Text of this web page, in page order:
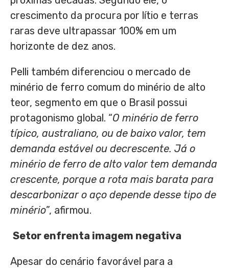
crescimento da procura por lítio e terras
raras deve ultrapassar 100% em um
horizonte de dez anos.
Pelli também diferenciou o mercado de
minério de ferro comum do minério de alto
teor, segmento em que o Brasil possui
protagonismo global. “O minério de ferro
típico, australiano, ou de baixo valor, tem
demanda estável ou decrescente. Já o
minério de ferro de alto valor tem demanda
crescente, porque a rota mais barata para
descarbonizar o aço depende desse tipo de
minério”, afirmou.
Setor enfrenta imagem negativa
Apesar do cenário favorável para a